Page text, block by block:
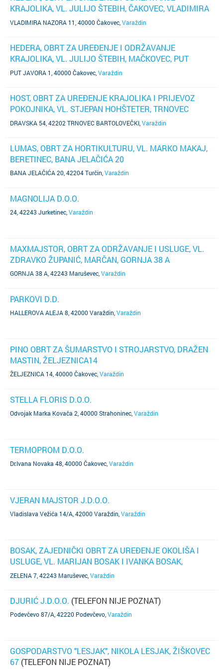
KRAJOLIKA, VL. JULIJO ŠTEBIH, ČAKOVEC, VLADIMIRA
NAZORA 11
VLADIMIRA NAZORA 11, 40000 Čakovec Varaždin
HEDERA, OBRT ZA UREĐENJE I ODRŽAVANJE
KRAJOLIKA, VL. JULIJO ŠTEBIH, MAČKOVEC, PUT
JAVORA 1
PUT JAVORA 1, 40000 Čakovec Varaždin
HOST, OBRT ZA UREĐENJE KRAJOLIKA I PRIJEVOZ
POKOJNIKA, VL. STJEPAN HOHŠTETER, TRNOVEC
BARTOLOVEČKI, DRAVSKA 54
DRAVSKA 54, 42202 TRNOVEC BARTOLOVEČKI Varaždin
LUMAS, OBRT ZA HORTIKULTURU, VL. MARKO MAKAJ,
BERETINEC, BANA JELAČIĆA 20
BANA JELAČIĆA 20, 42204 Turčin Varaždin
MAGNOLIJA D.O.O.
24, 42243 Jurketinec Varaždin
MAXMAJSTOR, OBRT ZA ODRŽAVANJE I USLUGE, VL.
ZDRAVKO ŽUPANIĆ, MARČAN, GORNJA 38 A
GORNJA 38 A, 42243 Maruševec Varaždin
PARKOVI D.D.
HALLEROVA ALEJA 8, 42000 Varaždin Varaždin
PINO OBRT ZA ŠUMARSTVO I STROJARSTVO, DRAŽEN
MASTIN, ŽELJEZNICA14
ŽELJEZNICA 14, 40000 Čakovec Varaždin
STELLA FLORIS D.O.O.
Odvojak Marka Kovača 2, 40000 Strahoninec Varaždin
TERMOPROM D.O.O.
Dr.Ivana Novaka 48, 40000 Čakovec Varaždin
VJERAN MAJSTOR J.D.O.O.
Vladislava Vežića 14/A, 42000 Varaždin Varaždin
BOSAK, ZAJEDNIČKI OBRT ZA UREĐENJE OKOLIŠA I
USLUGE, VL. MARIJAN BOSAK I IVANKA BOSAK,
GORNJE LADANJE, ZELENA 7
ZELENA 7, 42243 Maruševec Varaždin
DJURIĆ J.D.O.O. (TELEFON NIJE POZNAT)
Podevčevo 87/A, 42220 Podevčevo Varaždin
GOSPODARSTVO "LESJAK", NIKOLA LESJAK, ŽIŠKOVEC
67 (TELEFON NIJE POZNAT)